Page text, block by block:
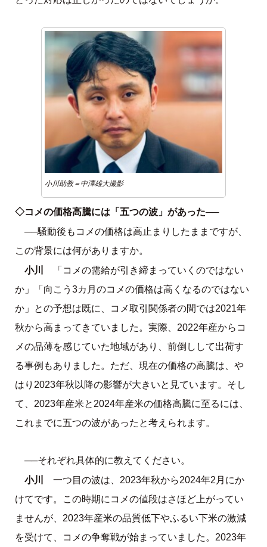
小川助教＝中澤雄大撮影
◇コメの価格高騰には「五つの波」 があった──
──騒動後もコメの価格は高止まりしたままですが、
この背景には何がありますか。
小川
「コメの需給が引き締まっていくのではない
か」「向こう3カ月のコメの価格は高くなるのではない
か」との予想は既に、コメ取引関係者の間では2021年
秋から高まってきていました。実際、2022年産からコ
メの品薄を感じていた地域があり、前倒しして出荷す
る事例もありました。ただ、現在の価格の高騰は、や
はり2023年秋以降の影響が大きいと見ています。そし
て、2023年産米と2024年産米の価格高騰に至るには、
これまでに五つの波があったと考えられます。
──それぞれ具体的に教えてください。
小川
一つ目の波は、2023年秋から2024年2月にか
けてです。この時期にコメの値段はさほど上がってい
ませんが、2023年産米の品質低下やふるい下米の激減
を受けて、コメの争奪戦が始まっていました。2023年